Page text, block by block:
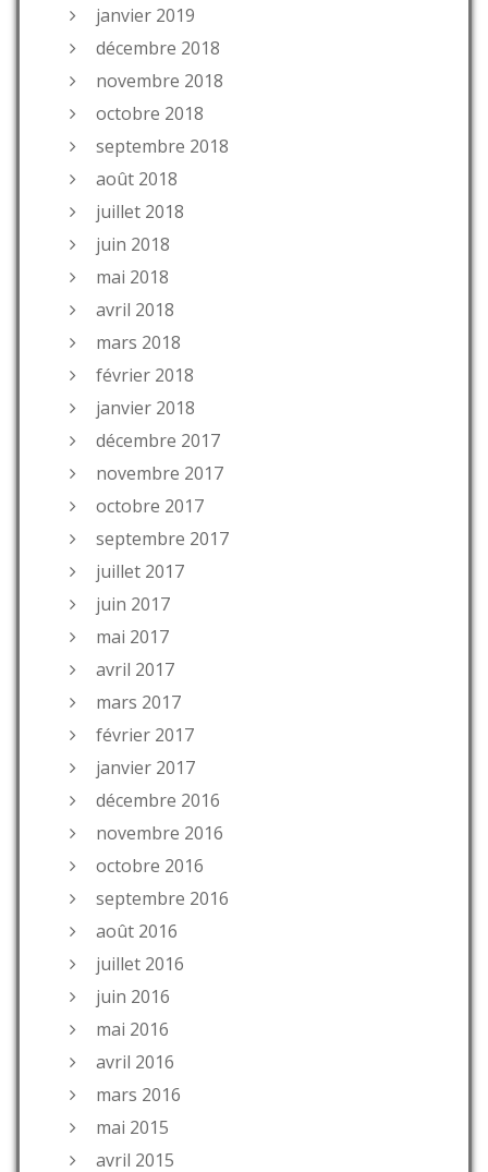
janvier 2019
décembre 2018
novembre 2018
octobre 2018
septembre 2018
août 2018
juillet 2018
juin 2018
mai 2018
avril 2018
mars 2018
février 2018
janvier 2018
décembre 2017
novembre 2017
octobre 2017
septembre 2017
juillet 2017
juin 2017
mai 2017
avril 2017
mars 2017
février 2017
janvier 2017
décembre 2016
novembre 2016
octobre 2016
septembre 2016
août 2016
juillet 2016
juin 2016
mai 2016
avril 2016
mars 2016
mai 2015
avril 2015